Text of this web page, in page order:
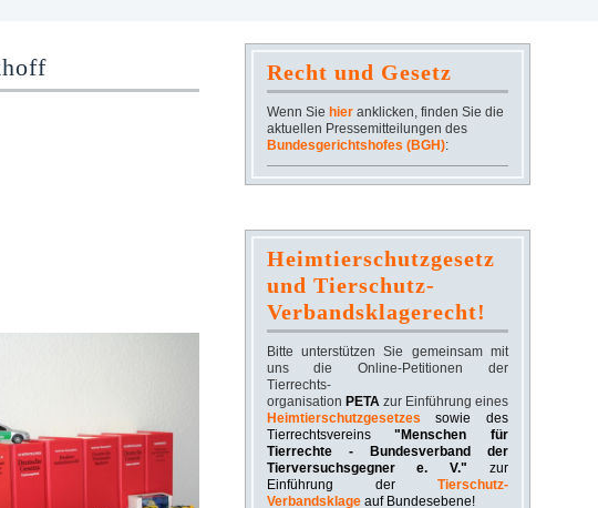
Recht und Gesetz
Wenn Sie hieranklicken, finden Sie die
aktuellen Pressemitteilungen des
Bundesgerichtshofes (BGH):
Heimtierschutzgesetz
und Tierschutz-
Verbandsklagerecht!
Bitte unterstützen Sie gemeinsam mit
uns die Online-Petitionen der
Tierrechts-
organisation PETAzur Einführung eines
Heimtierschutzgesetzessowie des
Tierrechtsvereins"Menschen für
Tierrechte - Bundesverband der
Tierversuchsgegner e. V." zur
Einführung derTierschutz-
Verbandsklage auf Bundesebene!